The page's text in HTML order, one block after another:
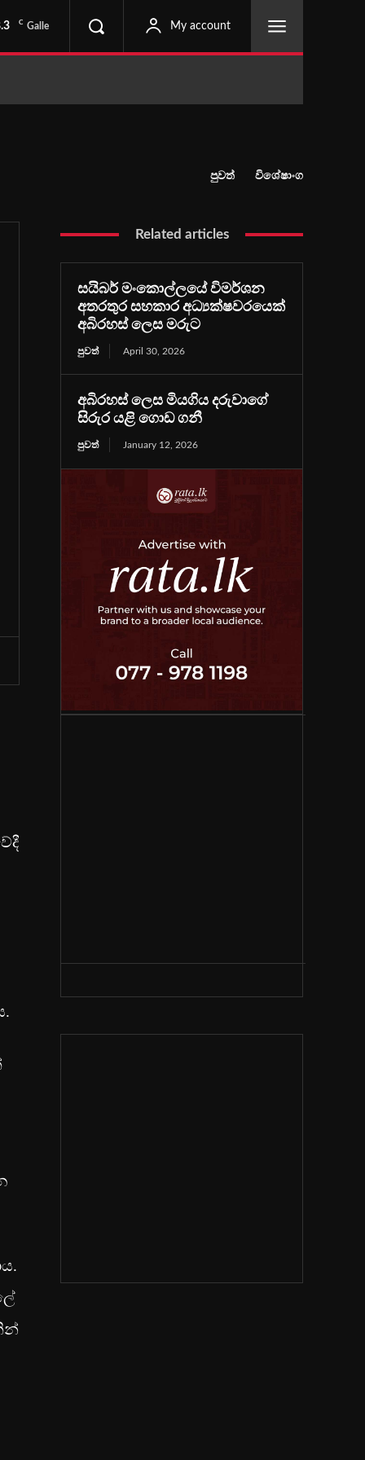
C Galle My account
පුවත් විශේෂාංග
Related articles
සයිබර් මංකොල්ලයේ විමර්ශන
අතරතුර සහකාර අධ්‍යක්ෂවරයෙක්
අබිරහස් ලෙස මරුට
පුවත් April 30, 2026
අබිරහස් ලෙස මියගිය දරුවාගේ
සිරුර යළි ගොඩ ගනී
පුවත් January 12, 2026